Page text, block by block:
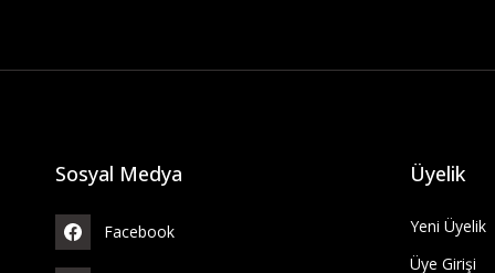
Sosyal Medya
Facebook
Üyelik
Yeni Üyelik
Üye Girişi